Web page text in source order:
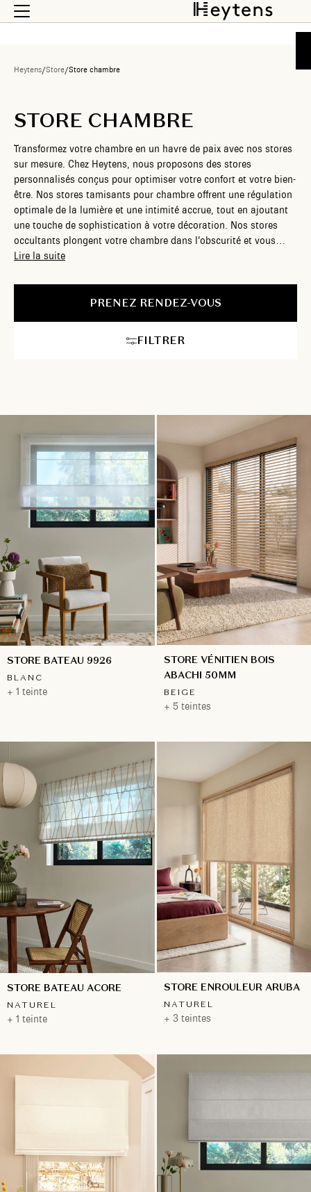
Heytens/Store/Store chambre
STORE CHAMBRE
Transformez votre chambre en un havre de paix avec nos stores
sur mesure. Chez Heytens, nous proposons des stores
personnalisés conçus pour optimiser votre confort et votre bien-
être. Nos stores tamisants pour chambre offrent une régulation
optimale de la lumière et une intimité accrue, tout en ajoutant
une touche de sophistication à votre décoration. Nos stores
occultants plongent votre chambre dans l’obscurité et vous
assurent un sommeil réparateur. La diversité de nos gammes
la décoration de votre espace de nuit, pour plus de sérénité et
Lire la suite
PRENEZ RENDEZ-VOUS
FILTRER
STORE BATEAU 9926
BLANC
+ 1 teinte
STORE VÉNITIEN BOIS
ABACHI 50MM
BEIGE
+ 5 teintes
STORE BATEAU ACORE
NATUREL
+ 1 teinte
STORE ENROULEUR ARUBA
NATUREL
+ 3 teintes